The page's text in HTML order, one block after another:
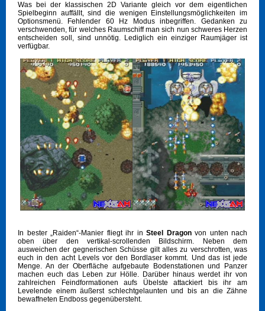
Was bei der klassischen 2D Variante gleich vor dem eigentlichen
Spielbeginn auffällt, sind die wenigen Einstellungsmöglichkeiten im
Optionsmenü. Fehlender 60 Hz Modus inbegriffen. Gedanken zu
verschwenden, für welches Raumschiff man sich nun schweres Herzen
entscheiden soll, sind unnötig. Lediglich ein einziger Raumjäger ist
verfügbar.
In bester „Raiden“-Manier fliegt ihr in Steel Dragonvon unten nach
oben über den vertikal-scrollenden Bildschirm. Neben dem
ausweichen der gegnerischen Schüsse gilt alles zu verschrotten, was
euch in den acht Levels vor den Bordlaser kommt. Und das ist jede
Menge. An der Oberfläche aufgebaute Bodenstationen und Panzer
machen euch das Leben zur Hölle. Darüber hinaus werdet ihr von
zahlreichen Feindformationen aufs Übelste attackiert bis ihr am
Levelende einem äußerst schlechtgelaunten und bis an die Zähne
bewaffneten Endboss gegenübersteht.